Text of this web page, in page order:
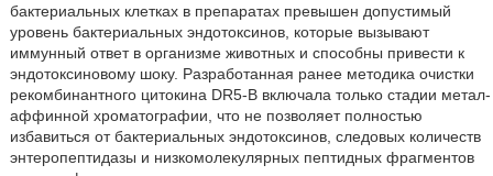
бактериальных клетках в препаратах превышен допустимый
уровень бактериальных эндотоксинов, которые вызывают
иммунный ответ в организме животных и способны привести к
эндотоксиновому шоку. Разработанная ранее методика очистки
рекомбинантного цитокина DR5-B включала только стадии метал-
аффинной хроматографии, что не позволяет полностью
избавиться от бактериальных эндотоксинов, следовых количеств
энтеропептидазы и низкомолекулярных пептидных фрагментов